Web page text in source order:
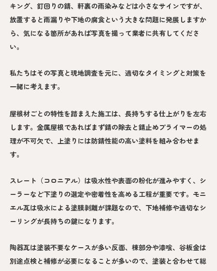
キング、釘回りの錆、軒裏の雨染みなどは小さなサインですが、
放置すると雨漏りや下地の腐食という大きな問題に発展しますか
ら、気になる箇所があれば写真を撮って業者に共有してくださ
い。
私たちはその写真と現地調査を元に、適切なタイミングと対策を
一緒に考えます。
屋根材ごとの特性を踏まえた施工は、長持ちする仕上がりを左右
します。金属屋根であればまず錆の除去と錆止めプライマーの処
理が不可欠で、上塗りには防錆性能の高い塗料を組み合わせま
す。
スレート（コロニアル）は吸水性や表面の粉化が進みやすく、シ
ーラーなど下塗りの選定や密着性を高める工程が重要です。モニ
エル瓦は吸水による塗膜剥離が課題なので、下地補修や適切なシ
ーリングが長持ちの鍵になります。
陶器瓦は塗装不要なケースが多い反面、棟部分や漆喰、谷板金は
別途点検と補修が必要になることが多いので、塗装と合わせて総